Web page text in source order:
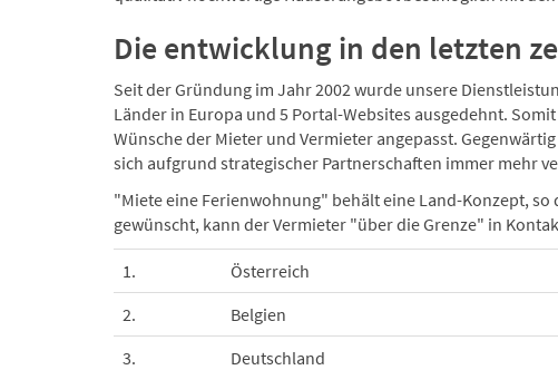
Die entwicklung in den letzten
Seit der Gründung im Jahr 2002 wurde unsere
Länder in Europa und 5 Portal-Websites ausgedehnt.
Wünsche der Mieter und Vermieter angepasst.
sich aufgrund strategischer Partnerschaften immer mehr
"Miete eine Ferienwohnung" behält eine Land-Konzept,
gewünscht, kann der Vermieter "über die Grenze" in
1. Österreich
2.
Belgien
3.
Deutschland